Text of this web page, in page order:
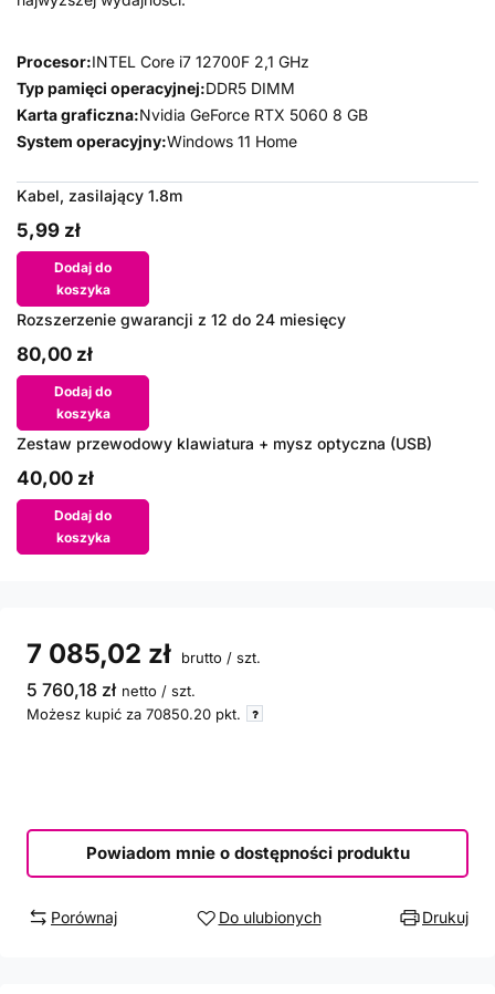
Procesor:INTEL Core i7 12700F 2,1 GHz
Typ pamięci operacyjnej:DDR5 DIMM
Karta graficzna:Nvidia GeForce RTX 5060 8 GB
System operacyjny:Windows 11 Home
Kabel, zasilający 1.8m
5,99 zł
Dodaj do
koszyka
Rozszerzenie gwarancji z 12 do 24 miesięcy
80,00 zł
Dodaj do
koszyka
Zestaw przewodowy klawiatura + mysz optyczna (USB)
40,00 zł
Dodaj do
koszyka
7 085,02 zł brutto / szt.
5 760,18 zł netto / szt.
Możesz kupić za 70850.20 pkt.
Powiadom mnie o dostępności produktu
Porównaj Do ulubionych Drukuj